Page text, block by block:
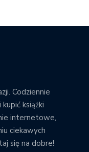
Codziennie
książki
internetowe,
ciekawych
się na dobre!